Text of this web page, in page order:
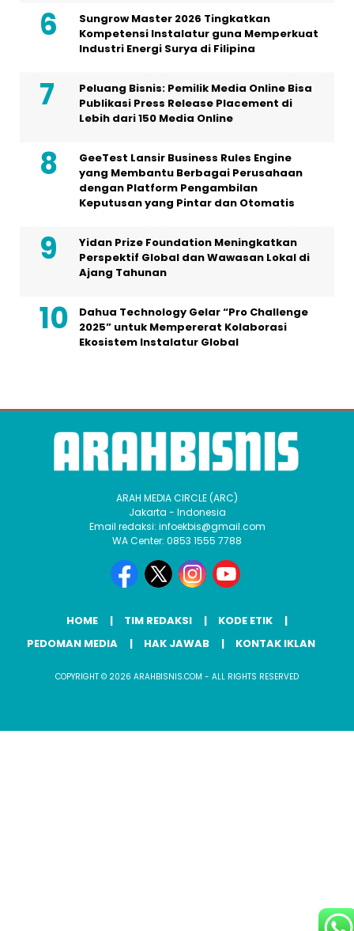
Sungrow Master 2026 Tingkatkan
Kompetensi Instalatur guna Memperkuat
Industri Energi Surya di Filipina
Peluang Bisnis: Pemilik Media Online Bisa
Publikasi Press Release Placement di
Lebih dari 150 Media Online
GeeTest Lansir Business Rules Engine
yang Membantu Berbagai Perusahaan
dengan Platform Pengambilan
Keputusan yang Pintar dan Otomatis
Yidan Prize Foundation Meningkatkan
Perspektif Global dan Wawasan Lokal di
Ajang Tahunan
Dahua Technology Gelar “Pro Challenge
2025” untuk Mempererat Kolaborasi
Ekosistem Instalatur Global
ARAH MEDIA CIRCLE (ARC)
Jakarta - Indonesia
Email redaksi: infoekbis@gmail.com
WA Center: 0853 1555 7788
HOME TIM REDAKSI
KODE ETIK
PEDOMAN MEDIA
HAK JAWAB KONTAK IKLAN
COPYRIGHT © 2026 ARAHBISNIS.COM - ALL RIGHTS RESERVED